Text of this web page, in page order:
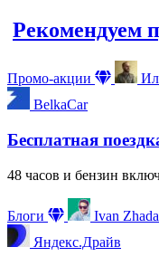
Рекомендуем
Промо-акции
BelkaCar
Бесплатная
48 часов и бензин
Блоги Ivan
Яндекс.Драйв